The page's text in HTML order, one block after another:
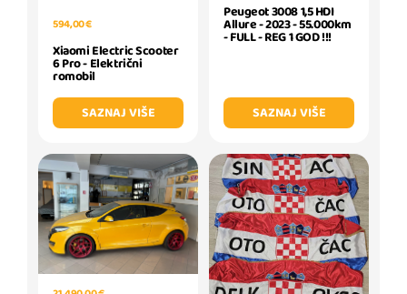
594,00 €
Xiaomi Electric Scooter
6 Pro - Električni
romobil
SAZNAJ VIŠE
Peugeot 3008 1,5 HDI
Allure - 2023 - 55.000km
- FULL - REG 1 GOD !!!
SAZNAJ VIŠE